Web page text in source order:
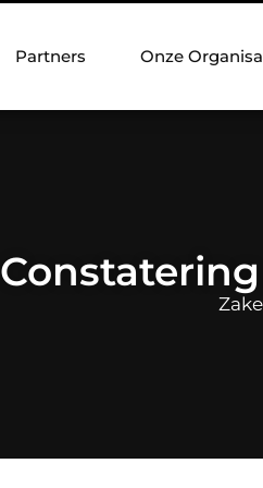
Partners Onze